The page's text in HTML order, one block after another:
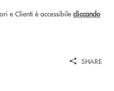
e Clienti è accessibile cliccando
SHARE